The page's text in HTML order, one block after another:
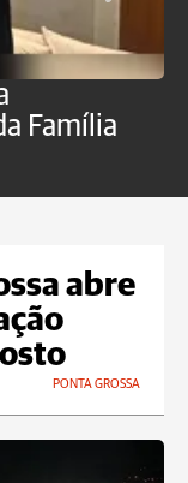
Família
abre
PONTA GROSSA